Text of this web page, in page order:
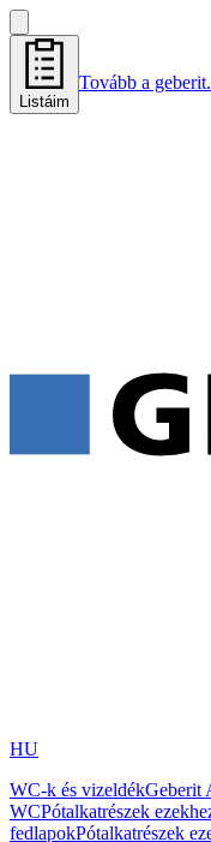
Listáim
Tovább a
HU
WC-k és vizeldékGeberit
WCPótalkatrészek
fedlapokPótalkatrészek